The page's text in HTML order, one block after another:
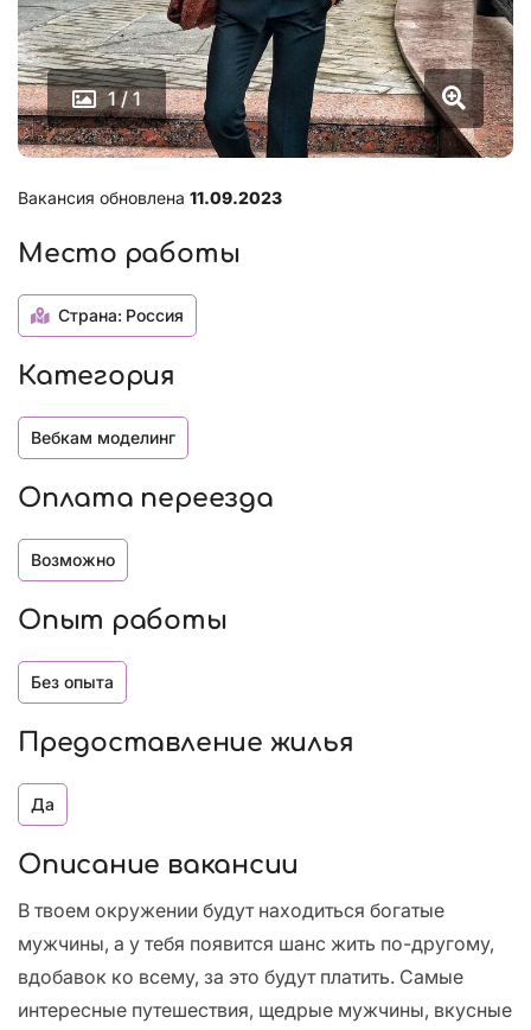
1 / 1
Вакансия обновлена 11.09.2023
Место работы
Страна: Россия
Категория
Вебкам моделинг
Оплата переезда
Возможно
Опыт работы
Без опыта
Предоставление жилья
Да
Описание вакансии
В твоем окружении будут находиться богатые
мужчины, а у тебя появится шанс жить по-другому,
вдобавок ко всему, за это будут платить. Самые
интересные путешествия, щедрые мужчины, вкусные